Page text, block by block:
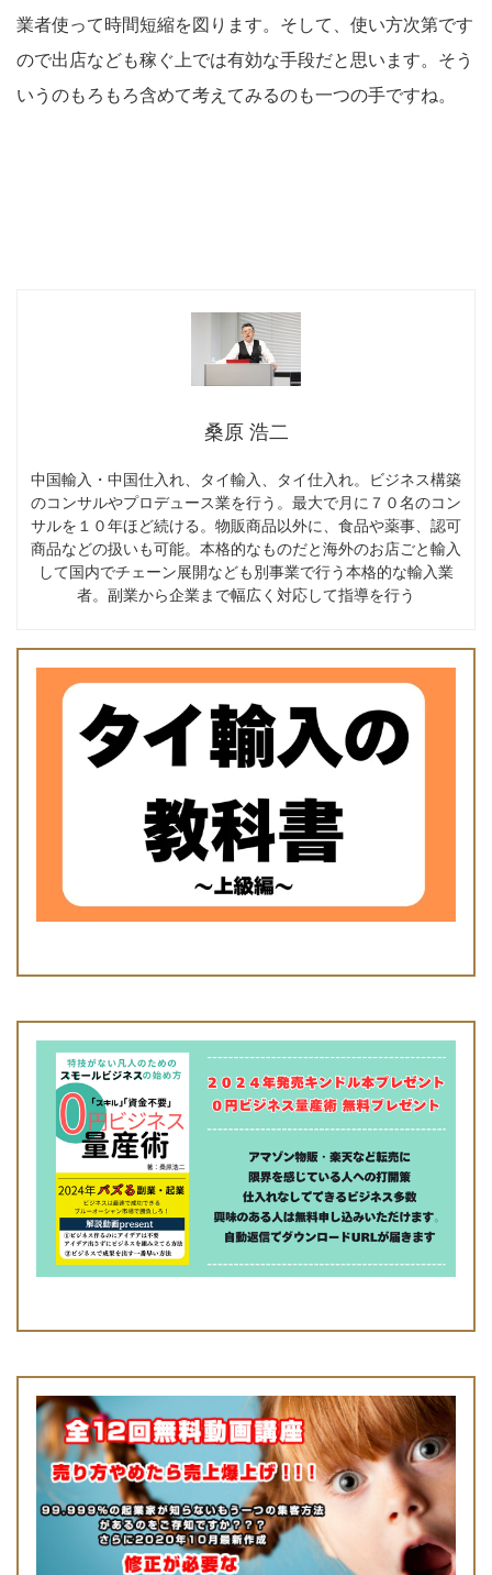
業者使って時間短縮を図ります。そして、使い方次第です
ので出店なども稼ぐ上では有効な手段だと思います。そう
いうのもろもろ含めて考えてみるのも一つの手ですね。
桑原 浩二
中国輸入・中国仕入れ、タイ輸入、タイ仕入れ。ビジネス構築
のコンサルやプロデュース業を行う。最大で月に７０名のコン
サルを１０年ほど続ける。物販商品以外に、食品や薬事、認可
商品などの扱いも可能。本格的なものだと海外のお店ごと輸入
して国内でチェーン展開なども別事業で行う本格的な輸入業
者。副業から企業まで幅広く対応して指導を行う